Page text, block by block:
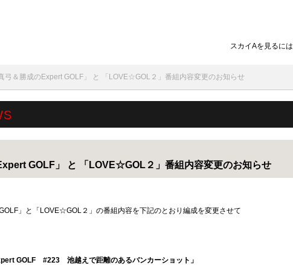
スカイAを見るには
弓＆勝成のExpert GOLF」 と 「LOVE☆GOL２」番組内容変更のお知らせ
GOLF」 と 「LOVE☆GOL２」番組内容変更のお知らせ
」と「LOVE☆GOL２」の番組内容を下記のとおり編成を変更させて
GOLF #223 池越えで距離のあるバンカーショット」